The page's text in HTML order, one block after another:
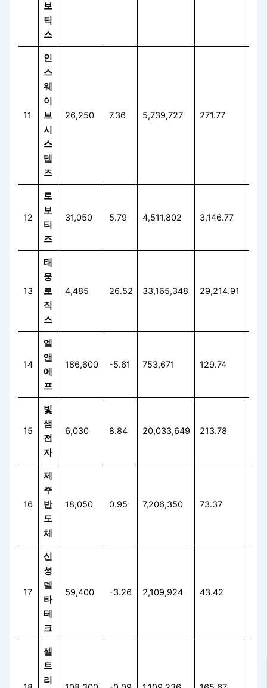
보
틱
스
11
인
스
웨
이
브
시
스
템
즈
26,250 7.36 5,739,727 271.77
12
로
보
티
즈
31,050 5.79 4,511,802 3,146.77
13
태
웅
로
직
스
4,485 26.52 33,165,348 29,214.91
14
엘
앤
에
프
186,600 -5.61 753,671 129.74
15
빛
샘
전
자
6,030 8.84 20,033,649 213.78
16
제
주
반
도
체
18,050 0.95 7,206,350 73.37
17
신
성
델
타
테
크
59,400 -3.26 2,109,924 43.42
셀
트
리